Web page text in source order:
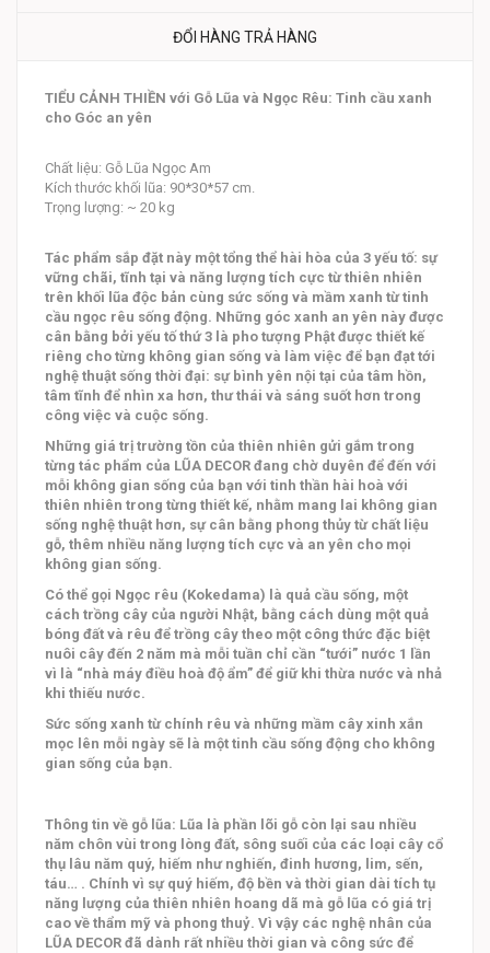
ĐỔI HÀNG TRẢ HÀNG
TIỂU CẢNH THIỀN với Gỗ Lũa và Ngọc Rêu: Tinh cầu xanh
cho Góc an yên
Chất liệu: Gỗ Lũa Ngọc Am
Kích thước khối lũa: 90*30*57 cm.
Trọng lượng: ~ 20 kg
Tác phẩm sắp đặt này một tổng thể hài hòa của 3 yếu tố: sự
vững chãi, tĩnh tại và năng lượng tích cực từ thiên nhiên
trên khối lũa độc bản cùng sức sống và mầm xanh từ tinh
cầu ngọc rêu sống động. Những góc xanh an yên này được
cân bằng bởi yếu tố thứ 3 là pho tượng Phật được thiết kế
riêng cho từng không gian sống và làm việc để bạn đạt tới
nghệ thuật sống thời đại: sự bình yên nội tại của tâm hồn,
tâm tĩnh để nhìn xa hơn, thư thái và sáng suốt hơn trong
công việc và cuộc sống.
Những giá trị trường tồn của thiên nhiên gửi gắm trong
từng tác phẩm của LŨA DECOR đang chờ duyên để đến với
mỗi không gian sống của bạn với tinh thần hài hoà với
thiên nhiên trong từng thiết kế, nhằm mang lai không gian
sống nghệ thuật hơn, sự cân bằng phong thủy từ chất liệu
gỗ, thêm nhiều năng lượng tích cực và an yên cho mọi
không gian sống.
Có thể gọi Ngọc rêu (Kokedama) là quả cầu sống, một
cách trồng cây của người Nhật, bằng cách dùng một quả
bóng đất và rêu để trồng cây theo một công thức đặc biệt
nuôi cây đến 2 năm mà mỗi tuần chỉ cần “tưới” nước 1 lần
vì là “nhà máy điều hoà độ ẩm” để giữ khi thừa nước và nhả
khi thiếu nước.
Sức sống xanh từ chính rêu và những mầm cây xinh xắn
mọc lên mỗi ngày sẽ là một tinh cầu sống động cho không
gian sống của bạn.
Thông tin về gỗ lũa: Lũa là phần lõi gỗ còn lại sau nhiều
năm chôn vùi trong lòng đất, sông suối của các loại cây cổ
thụ lâu năm quý, hiếm như nghiến, đinh hương, lim, sến,
táu… . Chính vì sự quý hiếm, độ bền và thời gian dài tích tụ
năng lượng của thiên nhiên hoang dã mà gỗ lũa có giá trị
cao về thẩm mỹ và phong thuỷ. Vì vậy các nghệ nhân của
LŨA DECOR đã dành rất nhiều thời gian và công sức để